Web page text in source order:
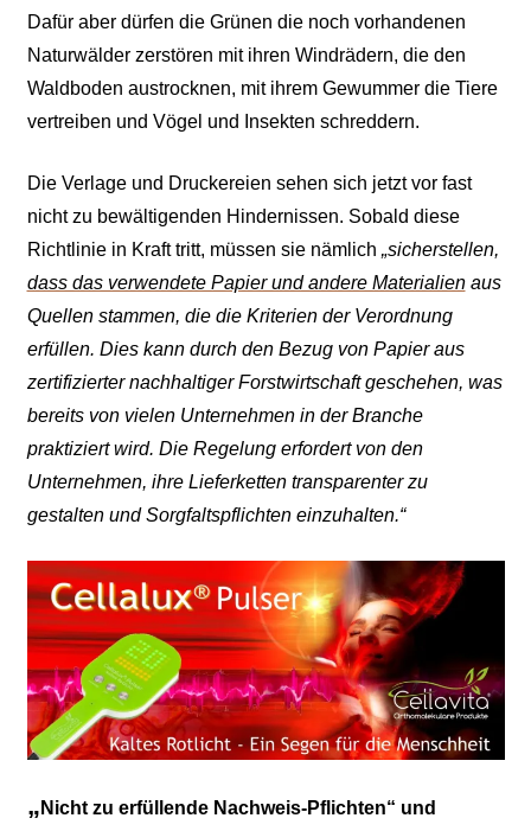
Dafür aber dürfen die Grünen die noch vorhandenen
Naturwälder zerstören mit ihren Windrädern, die den
Waldboden austrocknen, mit ihrem Gewummer die Tiere
vertreiben und Vögel und Insekten schreddern.
Die Verlage und Druckereien sehen sich jetzt vor fast
nicht zu bewältigenden Hindernissen. Sobald diese
Richtlinie in Kraft tritt, müssen sie nämlich „sicherstellen,
dass das verwendete Papier und andere Materialienaus
Quellen stammen, die die Kriterien der Verordnung
erfüllen. Dies kann durch den Bezug von Papier aus
zertifizierter nachhaltiger Forstwirtschaft geschehen, was
bereits von vielen Unternehmen in der Branche
praktiziert wird. Die Regelung erfordert von den
Unternehmen, ihre Lieferketten transparenter zu
gestalten und Sorgfaltspflichten einzuhalten.“
„ Nicht zu erfüllende Nachweis-Pflichten“ und